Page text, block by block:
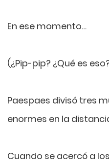
En ese momento…
(¿Pip-pip? ¿Qué es
Paespaes divisó tres
enormes en la
Cuando se acercó a